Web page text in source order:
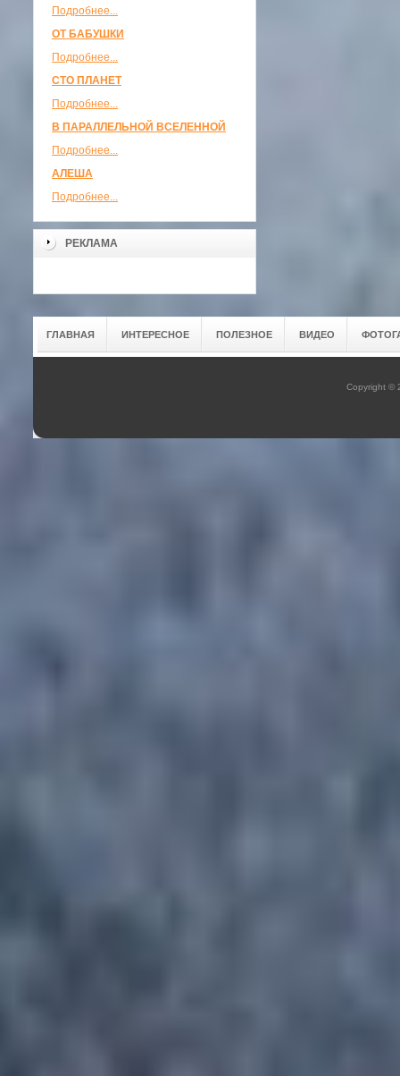
Подробнее...
ОТ БАБУШКИ
Подробнее...
СТО ПЛАНЕТ
Подробнее...
В ПАРАЛЛЕЛЬНОЙ ВСЕЛЕННОЙ
Подробнее...
АЛЕША
Подробнее...
РЕКЛАМА
ГЛАВНАЯ ИНТЕРЕСНОЕ ПОЛЕЗНОЕ ВИДЕО
Copyright ©